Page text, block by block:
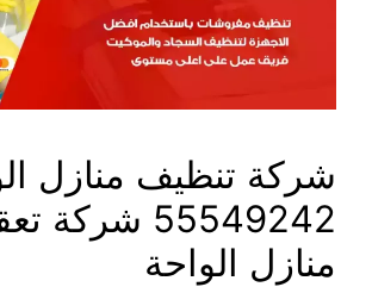
شركة تنظيف منازل
55549242 شركة
منازل الواحة